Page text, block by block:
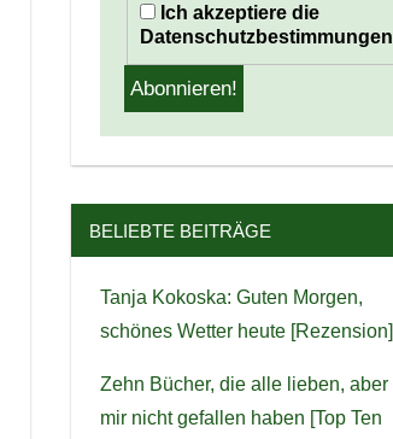
Ich akzeptiere die
Datenschutzbestimmungen
BELIEBTE BEITRÄGE
Tanja Kokoska: Guten Morgen,
schönes Wetter heute [Rezension]
Zehn Bücher, die alle lieben, aber
mir nicht gefallen haben [Top Ten